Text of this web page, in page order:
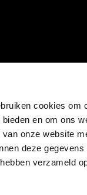
cookies om
en om ons
onze website
deze
verzameld